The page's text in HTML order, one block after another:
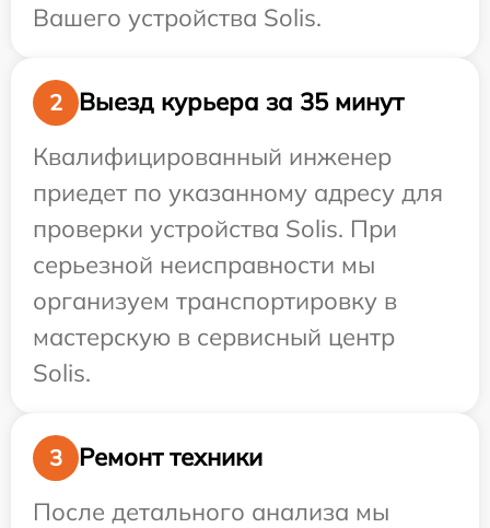
Вашего устройства Solis.
2
Выезд курьера за 35 минут
Квалифицированный инженер
приедет по указанному адресу для
проверки устройства Solis. При
серьезной неисправности мы
организуем транспортировку в
мастерскую в сервисный центр
Solis.
3
Ремонт техники
После детального анализа мы